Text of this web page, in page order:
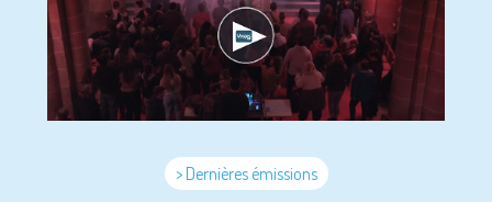
> Dernières émissions